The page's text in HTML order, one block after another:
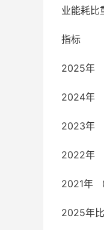
业能耗比
指标
2025年
2024年
2023年
2022年
2021年
2025年